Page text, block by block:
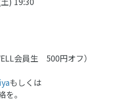
会員生 500円オフ）
もしくは
を。